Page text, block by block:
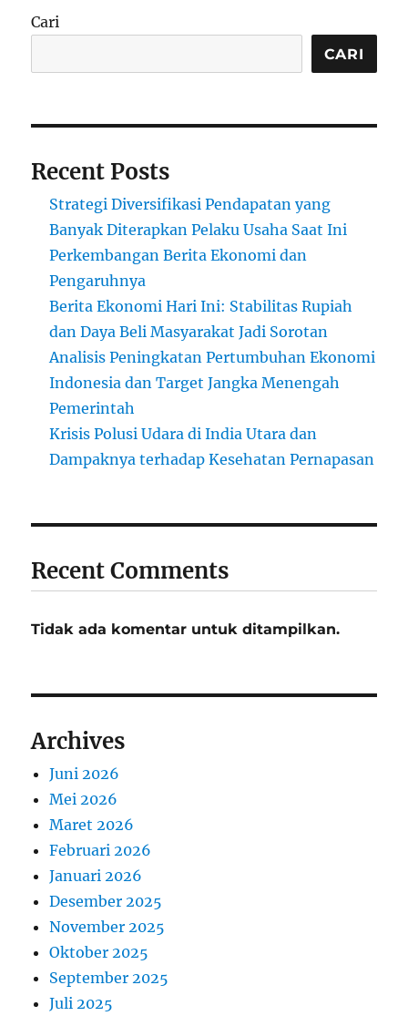
Cari
CARI
Recent Posts
Strategi Diversifikasi Pendapatan yang
Banyak Diterapkan Pelaku Usaha Saat Ini
Perkembangan Berita Ekonomi dan
Pengaruhnya
Berita Ekonomi Hari Ini: Stabilitas Rupiah
dan Daya Beli Masyarakat Jadi Sorotan
Analisis Peningkatan Pertumbuhan Ekonomi
Indonesia dan Target Jangka Menengah
Pemerintah
Krisis Polusi Udara di India Utara dan
Dampaknya terhadap Kesehatan Pernapasan
Recent Comments
Tidak ada komentar untuk ditampilkan.
Archives
Juni 2026
Mei 2026
Maret 2026
Februari 2026
Januari 2026
Desember 2025
November 2025
Oktober 2025
September 2025
Juli 2025